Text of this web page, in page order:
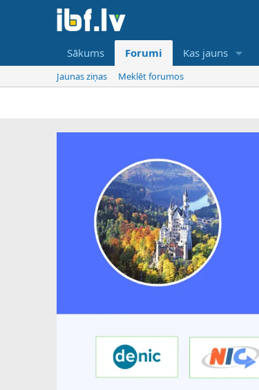
Sākums Forumi Kas jauns
Jaunas ziņas Meklēt forumos